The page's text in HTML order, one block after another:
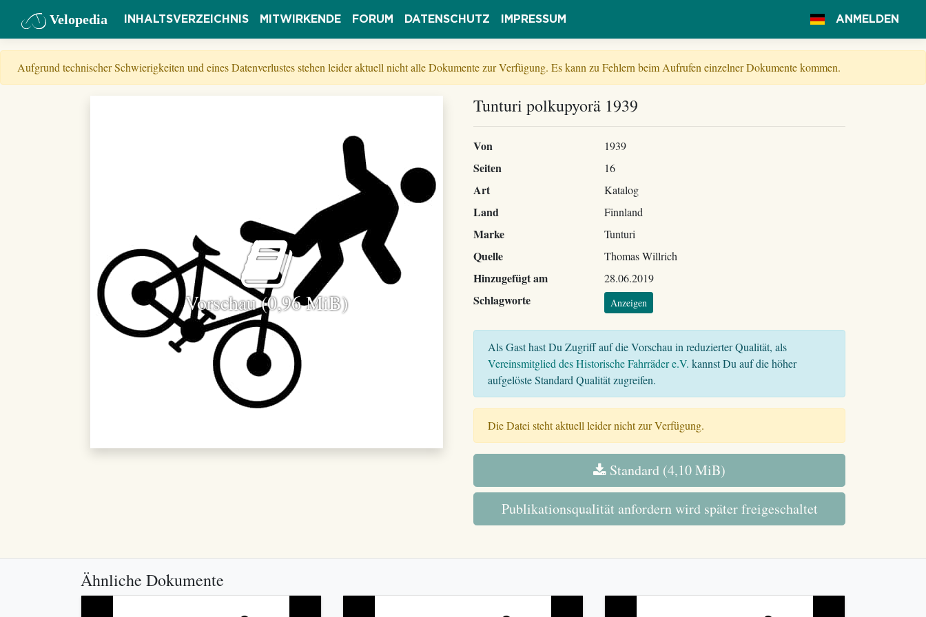
Velopedia INHALTSVERZEICHNIS MITWIRKENDE FORUM DATENSCHUTZ IMPRESSUM ANMELDEN
Aufgrund technischer Schwierigkeiten und eines Datenverlustes stehen leider aktuell nicht alle Dokumente zur Verfügung. Es kann zu Fehlern beim Aufrufen einzelner Dokumente kommen.
Vorschau (0,96 MiB)
Tunturi polkupyorä 1939
Von 1939
Seiten 16
Art Katalog
Land Finnland
Marke Tunturi
Quelle Thomas Willrich
Hinzugefügt am 28.06.2019
Schlagworte Anzeigen
Als Gast hast Du Zugriff auf die Vorschau in reduzierter Qualität, als
Vereinsmitglied des Historische Fahrräder e.V. kannst Du auf die höher
aufgelöste Standard Qualität zugreifen.
Die Datei steht aktuell leider nicht zur Verfügung.
Standard (4,10 MiB)
Publikationsqualität anfordern wird später freigeschaltet
Ähnliche Dokumente